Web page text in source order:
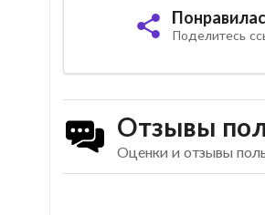
Поделитесь
Отзывы
Оценки и отзывы